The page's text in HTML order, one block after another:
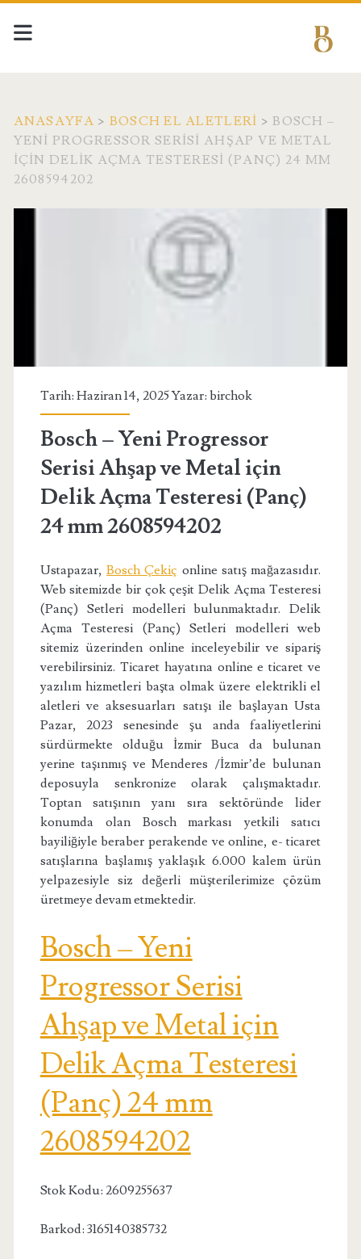
ANASAYFA > BOSCH EL ALETLERI >BOSCH –
YENI PROGRESSOR SERISI AHŞAP VE METAL
IÇIN DELIK AÇMA TESTERESI (PANÇ) 24 MM
2608594202
Tarih: Haziran 14, 2025 Yazar: birchok
Bosch – Yeni Progressor
Serisi Ahşap ve Metal için
Delik Açma Testeresi (Panç)
24 mm 2608594202
Ustapazar,Bosch Çekiç online satış mağazasıdır.
Web sitemizde bir çok çeşit Delik Açma Testeresi
(Panç) Setleri modelleri bulunmaktadır. Delik
Açma Testeresi (Panç) Setleri modelleri web
sitemiz üzerinden online inceleyebilir ve sipariş
verebilirsiniz. Ticaret hayatına online e ticaret ve
yazılım hizmetleri başta olmak üzere elektrikli el
aletleri ve aksesuarları satışı ile başlayan Usta
Pazar, 2023 senesinde şu anda faaliyetlerini
sürdürmekte olduğu İzmir Buca da bulunan
yerine taşınmış ve Menderes /İzmir’de bulunan
deposuyla senkronize olarak çalışmaktadır.
Toptan satışının yanı sıra sektöründe lider
konumda olan Bosch markası yetkili satıcı
bayiliğiyle beraber perakende ve online, e- ticaret
satışlarına başlamış yaklaşık 6.000 kalem ürün
yelpazesiyle siz değerli müşterilerimize çözüm
üretmeye devam etmektedir.
Bosch – Yeni
Progressor Serisi
Ahşap ve Metal için
Delik Açma Testeresi
(Panç) 24 mm
2608594202
Stok Kodu: 2609255637
Barkod: 3165140385732